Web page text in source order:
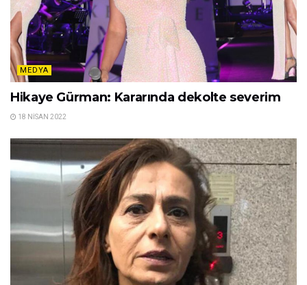
MEDYA
Hikaye Gürman: Kararında dekolte severim
18 NISAN 2022